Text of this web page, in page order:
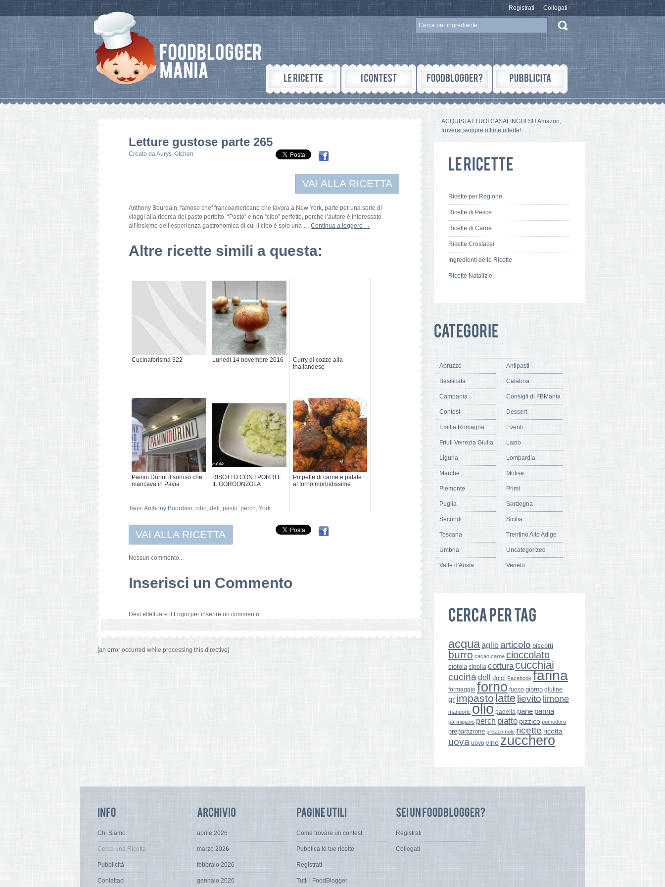
Registrati Collegati
Letture gustose parte 265
Creato daAurys Kitchen
VAI ALLA RICETTA
Anthony Bourdain, famoso chef francoamericano che lavora a New York, parte per una serie di
viaggi alla ricerca del pasto perfetto. “Pasto” e non “cibo” perfetto, perché l’autore è interessato
all’insieme dell’esperienza gastronomica di cui il cibo è solo una … Continua a leggere →
Altre ricette simili a questa:
Cucinaforisma 322 Lunedì 14 novembre 2016
Curry di cozze alla
thailandese
Panini Durini il sorriso che
mancava in Pavia
RISOTTO CON I PORRI E
IL GORGONZOLA
Polpette di carne e patate
al forno morbidissime
Tags:Anthony Bourdain, cibo, dell , pasto, perch, York
VAI ALLA RICETTA
Nessun commento...
Inserisci un Commento
Devi effettuare il Login per inserire un commento.
[an error occurred while processing this directive]
ACQUISTA I TUOI CASALINGHI SU Amazon,
troverai sempre ottime offerte!
Ricette per Regione
Ricette di Pesce
Ricette di Carne
Ricette Crostacei
Ingredienti delle Ricette
Ricette Natalizie
Abruzzo Antipasti
Basilicata Calabria
Campania Consigli di FBMania
Contest Dessert
Emilia Romagna Eventi
Friuli Venezia Giulia Lazio
Liguria Lombardia
Marche Molise
Piemonte Primi
Puglia Sardegna
Secondi Sicilia
Toscana Trentino Alto Adige
Umbria Uncategorized
Valle d'Aosta Veneto
acquaaglio articolo biscotti
burro cacao carne cioccolato
ciotola cipolla cottura cucchiai
cucina dell dolci Facebook farina
formaggio forno fuoco giorno glutine
gr impasto latte lievito limone
mandorle olio padella pane panna
parmigiano perch piatto pizzico pomodoro
preparazione prezzemolo ricette ricotta
uova uovo vino zucchero
Chi Siamo
Cerca una Ricetta
Pubblicità
Contattaci
aprile 2026
marzo 2026
febbraio 2026
gennaio 2026
Come trovare un contest
Pubblica le tue ricette
Registrati
Tutti i FoodBlogger
Registrati
Collegati